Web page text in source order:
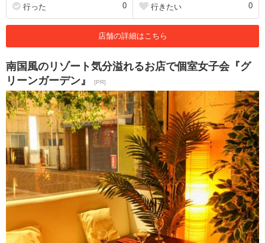
行った 0 行きたい 0
店舗の詳細はこちら
南国風のリゾート気分溢れるお店で個室女子会『グ
リーンガーデン』
[PR]